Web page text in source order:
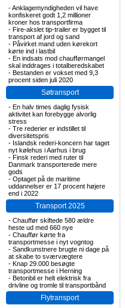
-Anklagemyndigheden vil have
konfiskeret godt 1,2 millioner
kroner hos transportfirma
- Fire-akslet tip-trailer er bygget til
transport af jord og sand
- Påvirket mand uden kørekort
kørte ind i lastbil
- En indsats mod chaufførmangel
skal inddrages i totalberedskabet
- Bestanden er vokset med 9,3
procent siden juli 2020
Søtransport
- En halv times daglig fysisk
aktivitet kan forebygge alvorlig
stress
- Tre rederier er indstillet til
diversitetspris
- Islandsk rederi-koncern har taget
nyt kølehus i Aarhus i brug
- Finsk rederi med ruter til
Danmark transporterede mere
gods
- Optaget på de maritime
uddannelser er 17 procent højere
end i 2022
Transport 2025
- Chauffør skiftede 580 ældre
heste ud med 660 nye
- Chauffør kørte fra
transportmesse i nyt vogntog
- Sandkunstnere brugte ni dage på
at skabe to sværvægtere
- Knap 29.000 besøgte
transportmesse i Herning
- Betonbil er helt elektrisk fra
drivline og tromle til transportbånd
Flytransport